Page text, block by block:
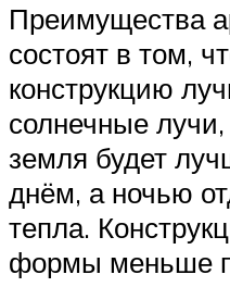
Преимущества
состоят в том,
конструкцию
солнечные
земля будет
днём, а ночью
тепла.
формы меньше